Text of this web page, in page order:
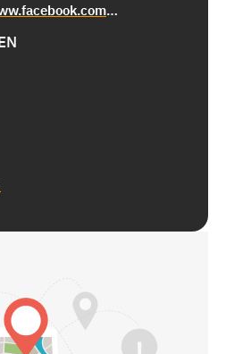
https://www.facebook.com/Gasthaus-Wickersberger-Hof-1799966233425214/